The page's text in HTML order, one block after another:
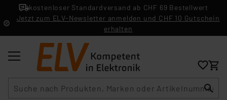
kostenloser Standardversand ab CHF 69 Bestellwert
Jetzt zum ELV-Newsletter anmelden und CHF 10 Gutschein
erhalten